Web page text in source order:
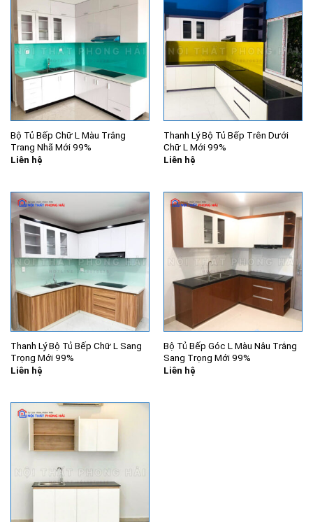
Bộ Tủ Bếp Chữ L Màu Trắng
Trang Nhã Mới 99%
Liên hệ
Thanh Lý Bộ Tủ Bếp Trên Dưới
Chữ L Mới 99%
Liên hệ
Thanh Lý Bộ Tủ Bếp Chữ L Sang
Trọng Mới 99%
Liên hệ
Bộ Tủ Bếp Góc L Màu Nâu Trắng
Sang Trọng Mới 99%
Liên hệ